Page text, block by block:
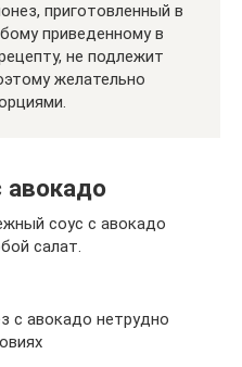
приготовленный в
приведенному в
не подлежит
желательно
авокадо
соус с авокадо
салат.
с авокадо нетрудно